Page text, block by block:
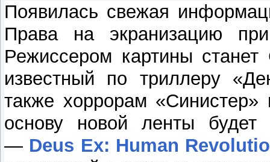
Появилась свежая
Права на экранизацию
Режиссером картины
известный по триллеру
также хоррорам
основу новой ленты будет
— Deus Ex: Human